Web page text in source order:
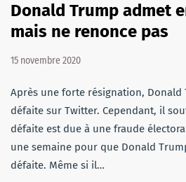
Donald Trump admet
mais ne renonce pas
15 novembre 2020
Après une forte résignation, Donald
défaite sur Twitter. Cependant, il
défaite est due à une fraude
une semaine pour que Donald
défaite. Même si il…